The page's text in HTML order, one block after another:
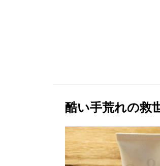
酷い手荒れの救